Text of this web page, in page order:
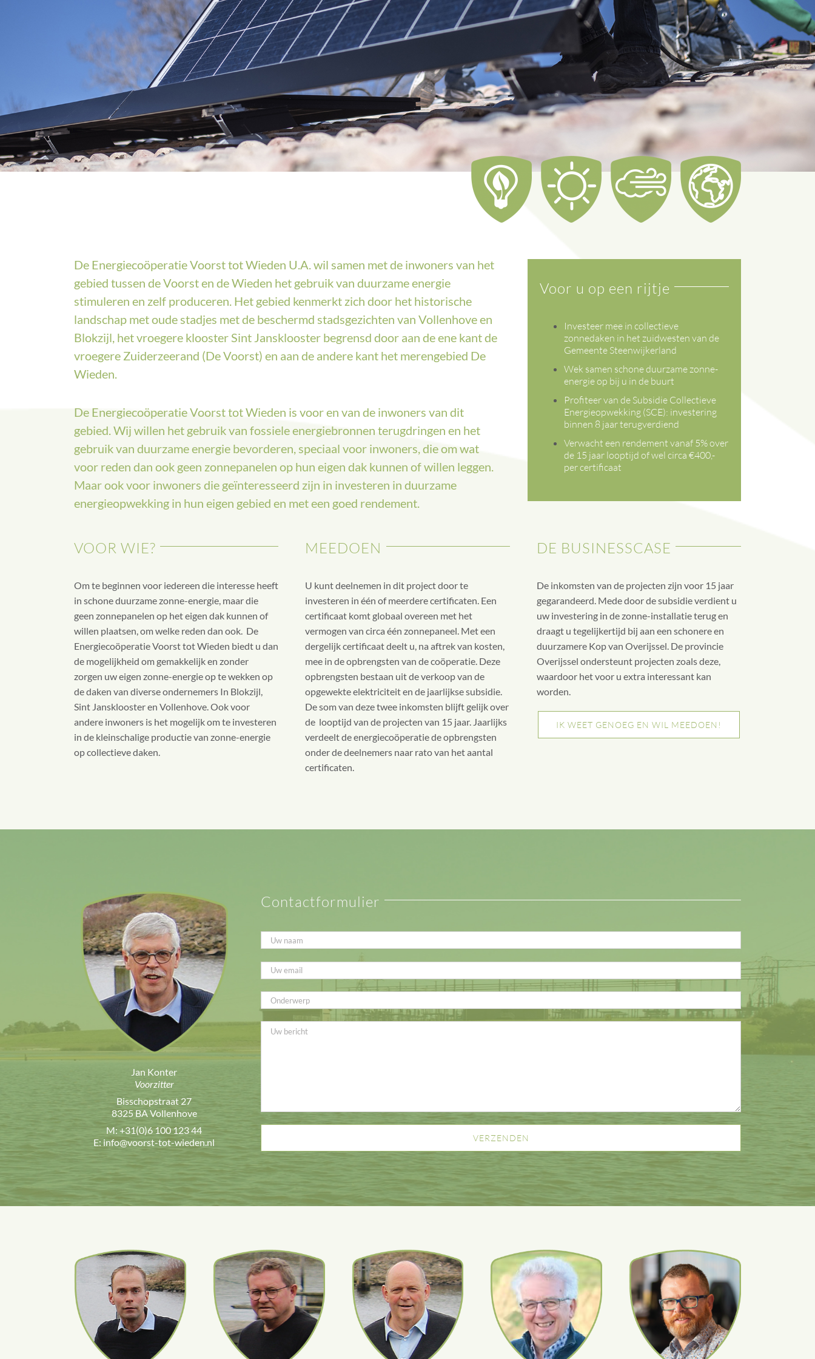
De Energiecoöperatie Voorst tot Wieden U.A. wil samen met de inwoners van het
gebied tussen de Voorst en de Wieden het gebruik van duurzame energie
stimuleren en zelf produceren. Het gebied kenmerkt zich door het historische
landschap met oude stadjes met de beschermd stadsgezichten van Vollenhove en
Blokzijl, het vroegere klooster Sint Jansklooster begrensd door aan de ene kant de
vroegere Zuiderzeerand (De Voorst) en aan de andere kant het merengebied De
Wieden.
De Energiecoöperatie Voorst tot Wieden is voor en van de inwoners van dit
gebied. Wij willen het gebruik van fossiele energiebronnen terugdringen en het
gebruik van duurzame energie bevorderen, speciaal voor inwoners, die om wat
voor reden dan ook geen zonnepanelen op hun eigen dak kunnen of willen leggen.
Maar ook voor inwoners die geïnteresseerd zijn in investeren in duurzame
energieopwekking in hun eigen gebied en met een goed rendement.
Voor u op een rijtje
Investeer mee in collectieve
zonnedaken in het zuidwesten van de
Gemeente Steenwijkerland
Wek samen schone duurzame zonne-
energie op bij u in de buurt
Profiteer van de Subsidie Collectieve
Energieopwekking (SCE): investering
binnen 8 jaar terugverdiend
Verwacht een rendement vanaf 5% over
de 15 jaar looptijd of wel circa €400,-
per certificaat
VOOR WIE?
Om te beginnen voor iedereen die interesse heeft
in schone duurzame zonne-energie, maar die
geen zonnepanelen op het eigen dak kunnen of
willen plaatsen, om welke reden dan ook. De
Energiecoöperatie Voorst tot Wieden biedt u dan
de mogelijkheid om gemakkelijk en zonder
zorgen uw eigen zonne-energie op te wekken op
de daken van diverse ondernemers In Blokzijl,
Sint Jansklooster en Vollenhove. Ook voor
andere inwoners is het mogelijk om te investeren
in de kleinschalige productie van zonne-energie
op collectieve daken.
MEEDOEN
U kunt deelnemen in dit project door te
investeren in één of meerdere certificaten. Een
certificaat komt globaal overeen met het
vermogen van circa één zonnepaneel. Met een
dergelijk certificaat deelt u, na aftrek van kosten,
mee in de opbrengsten van de coöperatie. Deze
opbrengsten bestaan uit de verkoop van de
opgewekte elektriciteit en de jaarlijkse subsidie.
De som van deze twee inkomsten blijft gelijk over
de looptijd van de projecten van 15 jaar. Jaarlijks
verdeelt de energiecoöperatie de opbrengsten
onder de deelnemers naar rato van het aantal
certificaten.
DE BUSINESSCASE
De inkomsten van de projecten zijn voor 15 jaar
gegarandeerd. Mede door de subsidie verdient u
uw investering in de zonne-installatie terug en
draagt u tegelijkertijd bij aan een schonere en
duurzamere Kop van Overijssel. De provincie
Overijssel ondersteunt projecten zoals deze,
waardoor het voor u extra interessant kan
worden.
IK WEET GENOEG EN WIL MEEDOEN!
Jan Konter
Voorzitter
Bisschopstraat 27
8325 BA Vollenhove
M: +31(0)6 100 123 44
E: info@voorst-tot-wieden.nl
Contactformulier